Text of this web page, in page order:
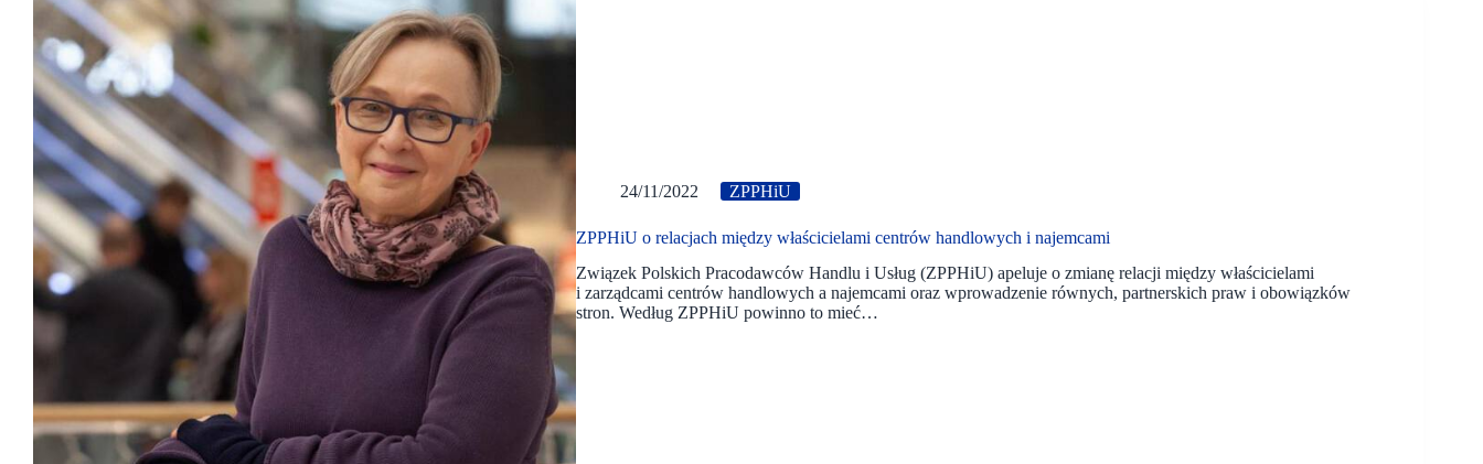
24/11/2022 ZPPHiU
ZPPHiU o relacjach między właścicielami centrów handlowych i najemcami
Związek Polskich Pracodawców Handlu i Usług (ZPPHiU) apeluje o zmianę relacji między właścicielami
i zarządcami centrów handlowych a najemcami oraz wprowadzenie równych, partnerskich praw i obowiązków
stron. Według ZPPHiU powinno to mieć…